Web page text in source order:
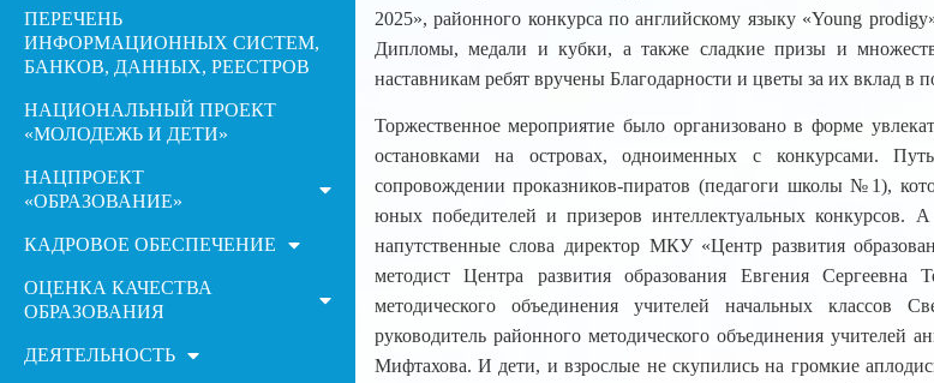
ПЕРЕЧЕНЬ
ИНФОРМАЦИОННЫХ СИСТЕМ,
БАНКОВ, ДАННЫХ, РЕЕСТРОВ
НАЦИОНАЛЬНЫЙ ПРОЕКТ
«МОЛОДЕЖЬ И ДЕТИ»
НАЦПРОЕКТ
«ОБРАЗОВАНИЕ»
КАДРОВОЕ ОБЕСПЕЧЕНИЕ
ОЦЕНКА КАЧЕСТВА
ОБРАЗОВАНИЯ
ДЕЯТЕЛЬНОСТЬ
2025», районного конкурса по английскому языку «Young
Дипломы, медали и кубки, а также сладкие призы и
наставникам ребят вручены Благодарности и цветы за их вклад в
Торжественное мероприятие было организовано в форме
остановками на островах, одноименных с конкурсами.
сопровождении проказников-пиратов (педагоги школы №1),
юных победителей и призеров интеллектуальных конкурсов.
напутственные слова директор МКУ «Центр развития
методист Центра развития образования Евгения Сергеевна
методического объединения учителей начальных классов
руководитель районного методического объединения учителей
Мифтахова. И дети, и взрослые не скупились на громкие